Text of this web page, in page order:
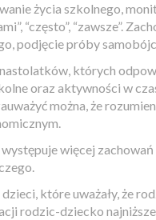
życia szkolnego,
“często”, “zawsze”.
podjęcie próby
których
oraz aktywności w
można, że
więcej
które uważały, że
rodzic-dziecko